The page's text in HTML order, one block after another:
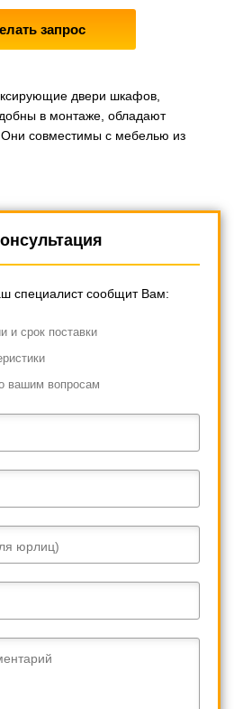
запрос
двери шкафов,
в монтаже, обладают
совместимы с мебелью из
специалист сообщит Вам:
и срок поставки
вашим вопросам
юрлиц)